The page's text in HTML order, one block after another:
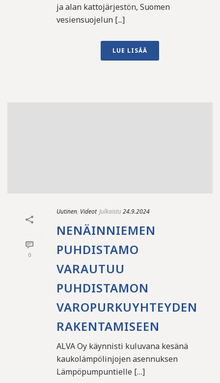
ja alan kattojärjestön, Suomen
vesiensuojelun [...]
LUE LISÄÄ
0
Uutinen, Videot Julkaistu24.9.2024
NENÄINNIEMEN
PUHDISTAMO
VARAUTUU
PUHDISTAMON
VAROPURKUYHTEYDEN
RAKENTAMISEEN
ALVA Oy käynnisti kuluvana kesänä
kaukolämpölinjojen asennuksen
Lämpöpumpuntielle […]